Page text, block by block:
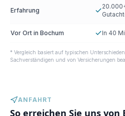
Erfahrung
Vor Ort in Bochum In 40
* Vergleich basiert auf typischen
Sachverständigen und von Versicherungen
ANFAHRT
So erreichen Sie uns von